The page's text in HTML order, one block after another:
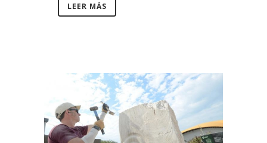
LEER MÁS